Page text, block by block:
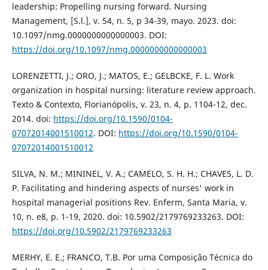
leadership: Propelling nursing forward. Nursing
Management, [S.l.], v. 54, n. 5, p 34-39, mayo. 2023. doi:
10.1097/nmg.0000000000000003. DOI:
https://doi.org/10.1097/nmg.0000000000000003
LORENZETTI, J.; ORO, J.; MATOS, E.; GELBCKE, F. L. Work
organization in hospital nursing: literature review approach.
Texto & Contexto, Florianópolis, v. 23, n. 4, p. 1104-12, dec.
2014. doi: https://doi.org/10.1590/0104-
07072014001510012. DOI: https://doi.org/10.1590/0104-
07072014001510012
SILVA, N. M.; MININEL, V. A.; CAMELO, S. H. H.; CHAVES, L. D.
P. Facilitating and hindering aspects of nurses' work in
hospital managerial positions Rev. Enferm, Santa Maria, v.
10, n. e8, p. 1-19, 2020. doi: 10.5902/2179769233263. DOI:
https://doi.org/10.5902/2179769233263
MERHY, E. E.; FRANCO, T.B. Por uma Composição Técnica do